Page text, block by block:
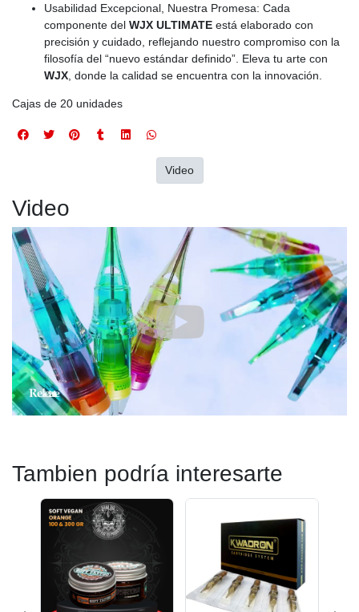
Usabilidad Excepcional, Nuestra Promesa: Cada
componente del WJX ULTIMATE está elaborado con
precisión y cuidado, reflejando nuestro compromiso con la
filosofía del “nuevo estándar definido”. Eleva tu arte con
WJX , donde la calidad se encuentra con la innovación.
Cajas de 20 unidades
Video
Video
Tambien podría interesarte